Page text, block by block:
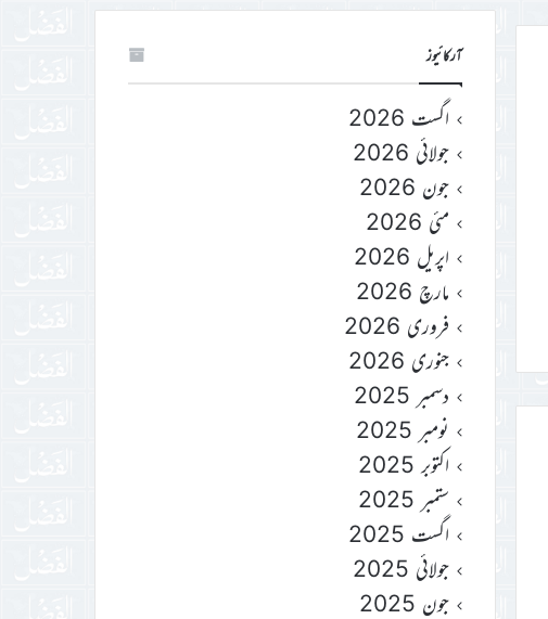
آرکائیوز
اگست 2026
جولائی 2026
جون 2026
مئی 2026
اپریل 2026
مارچ 2026
فروری 2026
جنوری 2026
دسمبر 2025
نومبر 2025
اکتوبر 2025
ستمبر 2025
اگست 2025
جولائی 2025
جون 2025